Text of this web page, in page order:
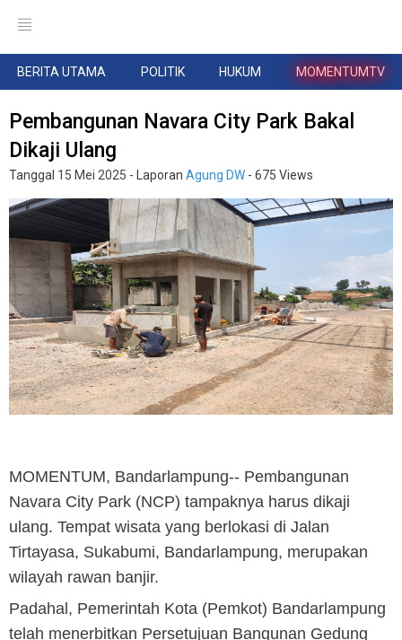
BERITA UTAMA POLITIK HUKUM MOMENTUMTV
Pembangunan Navara City Park Bakal
Dikaji Ulang
Tanggal 15 Mei 2025 - Laporan Agung DW - 675 Views
MOMENTUM, Bandarlampung-- Pembangunan
Navara City Park (NCP) tampaknya harus dikaji
ulang. Tempat wisata yang berlokasi di Jalan
Tirtayasa, Sukabumi, Bandarlampung, merupakan
wilayah rawan banjir.
Padahal, Pemerintah Kota (Pemkot) Bandarlampung
telah menerbitkan Persetujuan Bangunan Gedung